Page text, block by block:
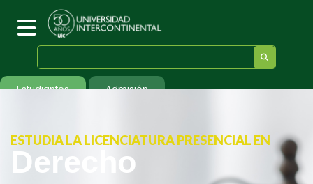
Estudiantes Admisión
ESTUDIA LA LICENCIATURA PRESENCIAL EN
Derecho